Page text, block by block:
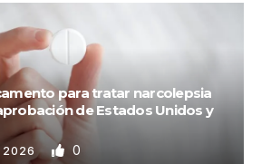
para tratar narcolepsia
de Estados Unidos y
2026 0